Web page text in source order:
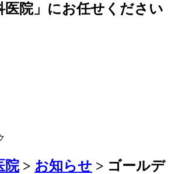
医院」にお任せください
院> お知らせ > ゴールデ